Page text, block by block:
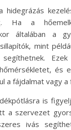
hidegrázás
Ha a
általában a
mint
és
a fájdalmat vagy
is
a szervezet
ivás